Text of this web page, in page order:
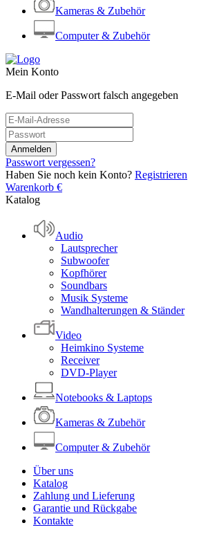
Kameras & Zubehör
Computer & Zubehör
Mein Konto
E-Mail oder Passwort falsch angegeben
Passwort vergessen?
Haben Sie noch kein Konto? Registrieren
Warenkorb €
Katalog
Audio
Lautsprecher
Subwoofer
Kopfhörer
Soundbars
Musik Systeme
Wandhalterungen & Ständer
Video
Heimkino Systeme
Receiver
DVD-Player
Notebooks & Laptops
Kameras & Zubehör
Computer & Zubehör
Über uns
Katalog
Zahlung und Lieferung
Garantie und Rückgabe
Kontakte